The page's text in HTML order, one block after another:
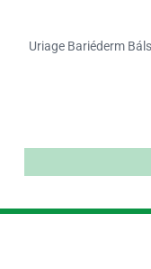
Uriage Bariéderm